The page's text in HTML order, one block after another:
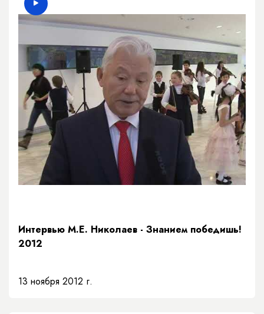
Интервью М.Е. Николаев - Знанием победишь!
2012
13 ноября 2012 г.